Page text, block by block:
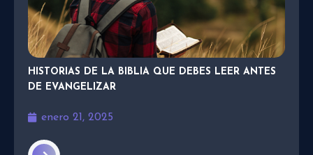
HISTORIAS DE LA BIBLIA QUE DEBES LEER ANTES
DE EVANGELIZAR
enero 21, 2025